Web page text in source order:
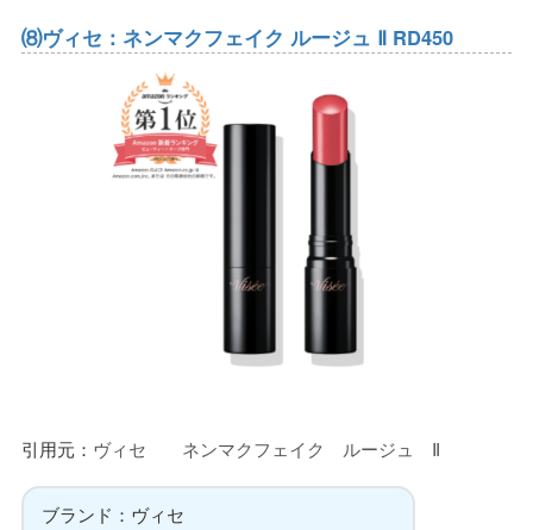
⑻ヴィセ：ネンマクフェイク ルージュ Ⅱ RD450
引用元： ヴィセ ネンマクフェイク ルージュ Ⅱ
ブランド：ヴィセ